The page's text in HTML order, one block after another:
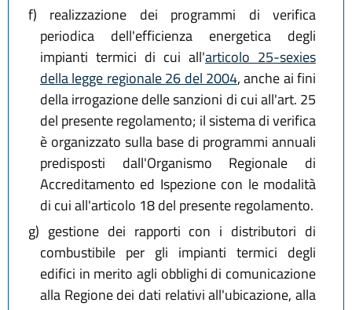
f) realizzazione dei programmi di verifica
periodica dell'efficienza energetica degli
impianti termici di cui all'articolo 25-sexies
della legge regionale 26 del 2004, anche ai fini
della irrogazione delle sanzioni di cui all'art. 25
del presente regolamento; il sistema di verifica
è organizzato sulla base di programmi annuali
predisposti dall'Organismo Regionale di
Accreditamento ed Ispezione con le modalità
di cui all'articolo 18 del presente regolamento.
g) gestione dei rapporti con i distributori di
combustibile per gli impianti termici degli
edifici in merito agli obblighi di comunicazione
alla Regione dei dati relativi all'ubicazione, alla